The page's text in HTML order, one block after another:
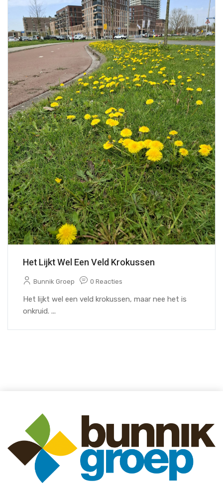
Het Lijkt Wel Een Veld Krokussen
Bunnik Groep 0 Reacties
Het lijkt wel een veld krokussen, maar nee het is
onkruid. ...